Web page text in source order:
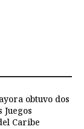
obtuvo dos
Caribe